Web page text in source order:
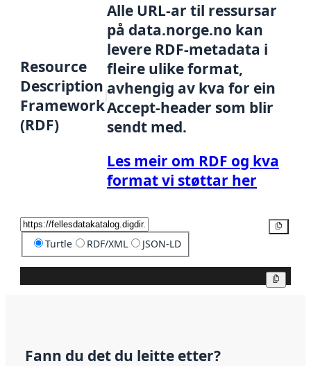
Resource
Description
Framework
(RDF)
Alle URL-ar til ressursar
på data.norge.no kan
levere RDF-metadata i
fleire ulike format,
avhengig av kva for ein
Accept-header som blir
sendt med.
Les meir om RDF og kva
format vi støttar her
Turtle RDF/XML JSON-LD
Fann du det du leitte etter?